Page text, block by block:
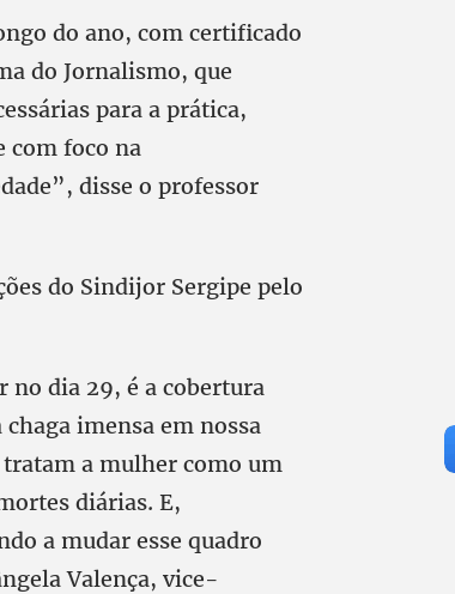
do ano, com certificado
do Jornalismo, que
para a prática,
com foco na
disse o professor
do Sindijor Sergipe pelo
no dia 29, é a cobertura
imensa em nossa
a mulher como um
diárias. E,
a mudar esse quadro
Valença, vice-